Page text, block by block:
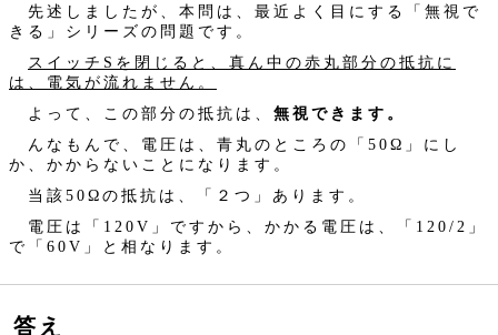
先述しましたが、本問は、最近よく目にする「無視で
きる」シリーズの問題です。
スイッチSを閉じると、真ん中の赤丸部分の抵抗に
は、電気が流れません。
よって、この部分の抵抗は、 無視できます。
んなもんで、電圧は、青丸のところの「50Ω」にし
か、かからないことになります。
当該50Ωの抵抗は、「２つ」あります。
電圧は「120V」ですから、かかる電圧は、「120/2」
で「60V」と相なります。
答え